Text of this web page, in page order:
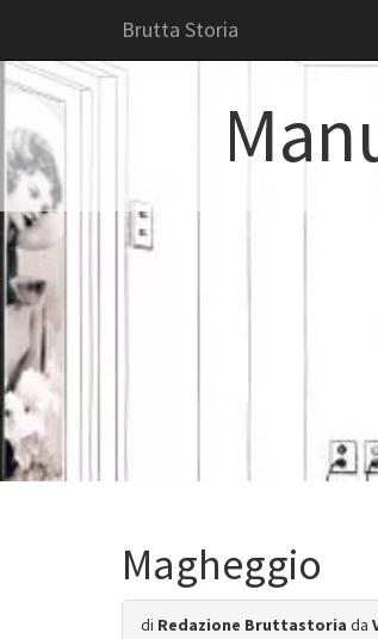
Brutta Storia
Magheggio
di Redazione Bruttastoria da